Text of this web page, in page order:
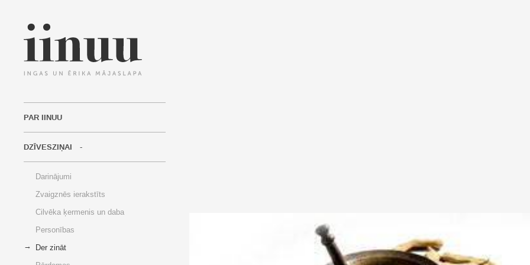
PAR IINUU
DZĪVESZIŅAI
Darinājumi
Zvaigznēs ierakstīts
Cilvēka ķermenis un daba
Personības
Der zināt